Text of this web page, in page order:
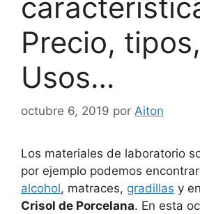
Precio, tipos,
Usos…
octubre 6, 2019 por Aiton
Los materiales de laboratorio
por ejemplo podemos encontrar
alcohol, matraces, gradillas y
Crisol de Porcelana. En esta